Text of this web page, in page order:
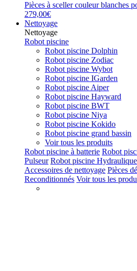
Pièces à sceller couleur blanches
279,00€
Nettoyage
Nettoyage
Robot piscine
Robot piscine Dolphin
Robot piscine Zodiac
Robot piscine Wybot
Robot piscine IGarden
Robot piscine Aiper
Robot piscine Hayward
Robot piscine BWT
Robot piscine Niya
Robot piscine Kokido
Robot piscine grand bassin
Voir tous les produits
Robot piscine à batterie Robot
Pulseur Robot piscine Hydraulique
Accessoires de nettoyage Pièces
Reconditionnés Voir tous les